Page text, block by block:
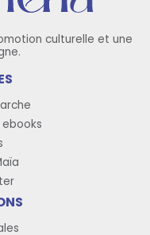
culturelle et une